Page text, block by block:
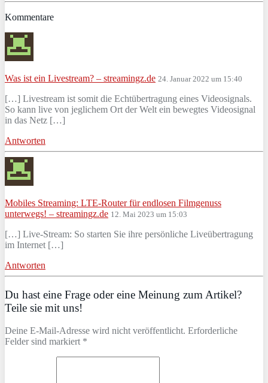
Kommentare
Was ist ein Livestream? – streamingz.de 24. Januar 2022 um 15:40
[…] Livestream ist somit die Echtübertragung eines Videosignals.
So kann live von jeglichem Ort der Welt ein bewegtes Videosignal
in das Netz […]
Antworten
Mobiles Streaming: LTE-Router für endlosen Filmgenuss
unterwegs! – streamingz.de 12. Mai 2023 um 15:03
[…] Live-Stream: So starten Sie ihre persönliche Liveübertragung
im Internet […]
Antworten
Du hast eine Frage oder eine Meinung zum Artikel?
Teile sie mit uns!
Deine E-Mail-Adresse wird nicht veröffentlicht. Erforderliche
Felder sind markiert *